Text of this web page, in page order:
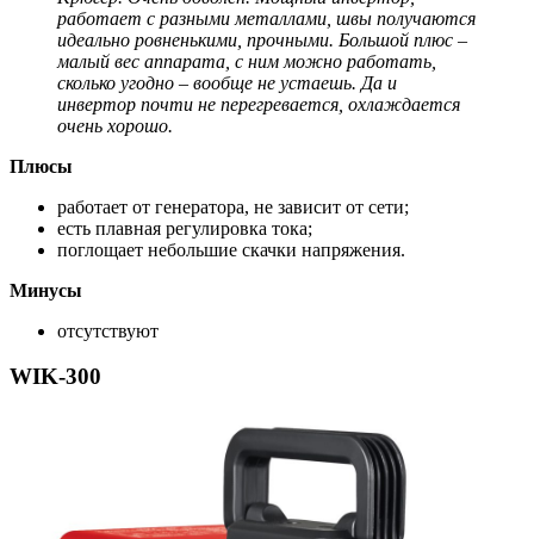
работает с разными металлами, швы получаются
идеально ровненькими, прочными. Большой плюс –
малый вес аппарата, с ним можно работать,
сколько угодно – вообще не устаешь. Да и
инвертор почти не перегревается, охлаждается
очень хорошо.
Плюсы
работает от генератора, не зависит от сети;
есть плавная регулировка тока;
поглощает небольшие скачки напряжения.
Минусы
отсутствуют
WIK-300